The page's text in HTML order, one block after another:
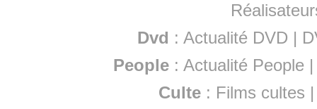
Dvd : Actualité DVD |
People :Actualité People
Culte : Films cultes